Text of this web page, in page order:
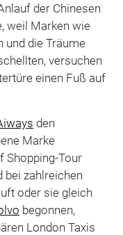
der Chinesen
weil Marken wie
und die Träume
versuchen
einen Fuß auf
den
Marke
Shopping-Tour
bei zahlreichen
oder sie gleich
begonnen,
London Taxis